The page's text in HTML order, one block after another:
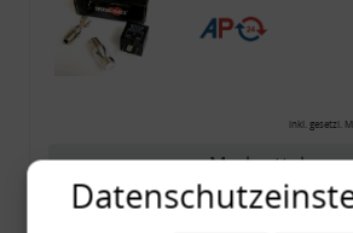
CF 14
inkl. gesetzl.
Merkzettel
Zum Artikel